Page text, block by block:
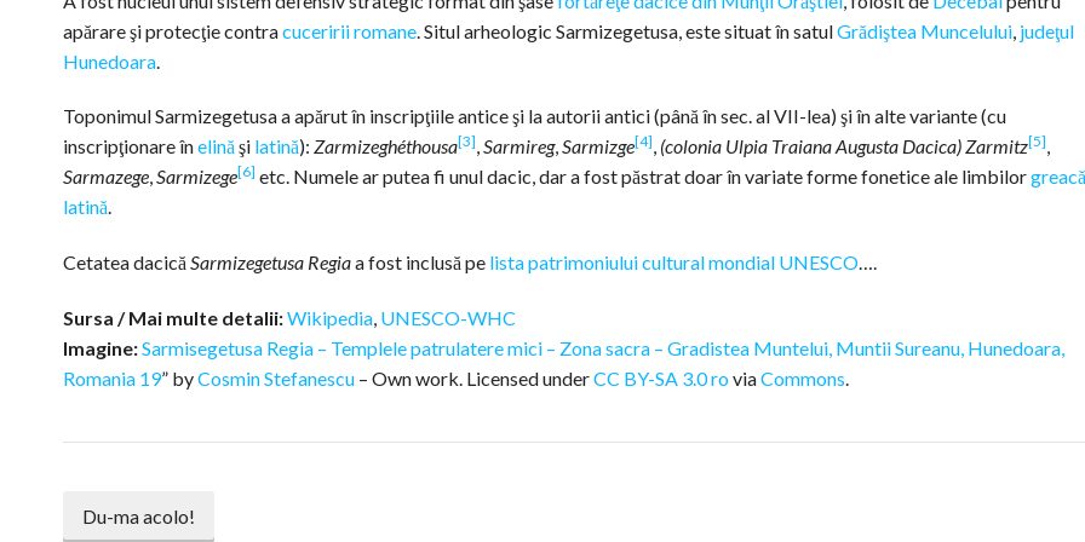
apărare şi protecţie contracuceririi romane . Situl arheologic Sarmizegetusa, este situat în satulGrădiştea Muncelului judeţul
Hunedoara
Toponimul Sarmizegetusa a apărut în inscripţiile antice şi la autorii antici (până în sec. al VII-lea) şi în alte variante (cu
inscripţionare înelină şi latină): Zarmizeghéthousa[3],Sarmireg,Sarmizge[4], (colonia Ulpia Traiana Augusta Dacica) Zarmitz[5],
Sarmazege,Sarmizege[6] etc. Numele ar putea fi unul dacic, dar a fost păstrat doar în variate forme fonetice ale limbilorgreacă
latină.
Cetatea dacică Sarmizegetusa Regiaa fost inclusă pe lista patrimoniului cultural mondial UNESCO….
Sursa / Mai multe detalii:Wikipedia, UNESCO-WHC
Imagine:Sarmisegetusa Regia – Templele patrulatere mici – Zona sacra – Gradistea Muntelui, Muntii Sureanu, Hunedoara,
Romania 19” byCosmin Stefanescu – Own work. Licensed underCC BY-SA 3.0 roviaCommons.